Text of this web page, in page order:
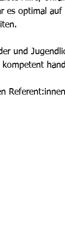
es optimal auf
und